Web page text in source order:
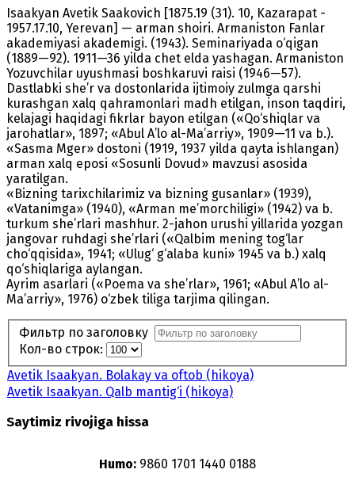
Isaakyan Avetik Saakovich [1875.19 (31). 10, Kazarapat -
1957.17.10, Yerevan] — arman shoiri. Armaniston Fanlar
akademiyasi akademigi. (1943). Seminariyada o‘qigan
(1889—92). 1911—36 yilda chet elda yashagan. Armaniston
Yozuvchilar uyushmasi boshkaruvi raisi (1946—57).
Dastlabki she’r va dostonlarida ijtimoiy zulmga qarshi
kurashgan xalq qahramonlari madh etilgan, inson taqdiri,
kelajagi haqidagi fikrlar bayon etilgan («Qo‘shiqlar va
jarohatlar», 1897; «Abul A’lo al-Ma’arriy», 1909—11 va b.).
«Sasma Mger» dostoni (1919, 1937 yilda qayta ishlangan)
arman xalq eposi «Sosunli Dovud» mavzusi asosida
yaratilgan.
«Bizning tarixchilarimiz va bizning gusanlar» (1939),
«Vatanimga» (1940), «Arman me’morchiligi» (1942) va b.
turkum she’rlari mashhur. 2-jahon urushi yillarida yozgan
jangovar ruhdagi she’rlari («Qalbim mening tog‘lar
cho‘qqisida», 1941; «Ulug‘ g‘alaba kuni» 1945 va b.) xalq
qo‘shiqlariga aylangan.
Ayrim asarlari («Poema va she’rlar», 1961; «Abul A’lo al-
Ma’arriy», 1976) o‘zbek tiliga tarjima qilingan.
Фильтр по заголовку
Кол-во строк:
Avetik Isaakyan. Bolakay va oftob (hikoya)
Avetik Isaakyan. Qalb mantig‘i (hikoya)
Saytimiz rivojiga hissa
Humo: 9860 1701 1440 0188